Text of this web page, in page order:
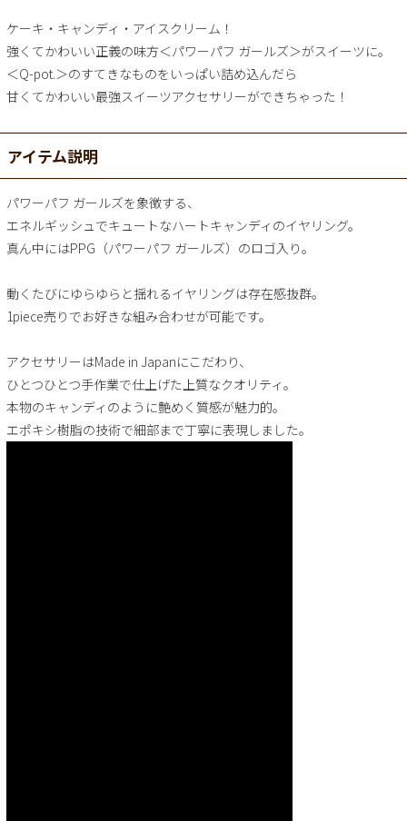
ケーキ・キャンディ・アイスクリーム！
強くてかわいい正義の味方＜パワーパフ ガールズ＞がスイーツに。
＜Q-pot.＞のすてきなものをいっぱい詰め込んだら
甘くてかわいい最強スイーツアクセサリーができちゃった！
アイテム説明
パワーパフ ガールズを象徴する、
エネルギッシュでキュートなハートキャンディのイヤリング。
真ん中にはPPG（パワーパフ ガールズ）のロゴ入り。
動くたびにゆらゆらと揺れるイヤリングは存在感抜群。
1piece売りでお好きな組み合わせが可能です。
アクセサリーはMade in Japanにこだわり、
ひとつひとつ手作業で仕上げた上質なクオリティ。
本物のキャンディのように艶めく質感が魅力的。
エポキシ樹脂の技術で細部まで丁寧に表現しました。